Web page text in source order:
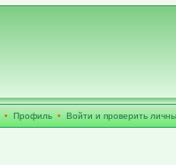
• Профиль • Войти и проверить